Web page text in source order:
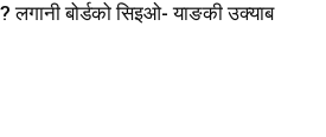
लगानी बोर्डको सिइओ- याङकी उक्याब